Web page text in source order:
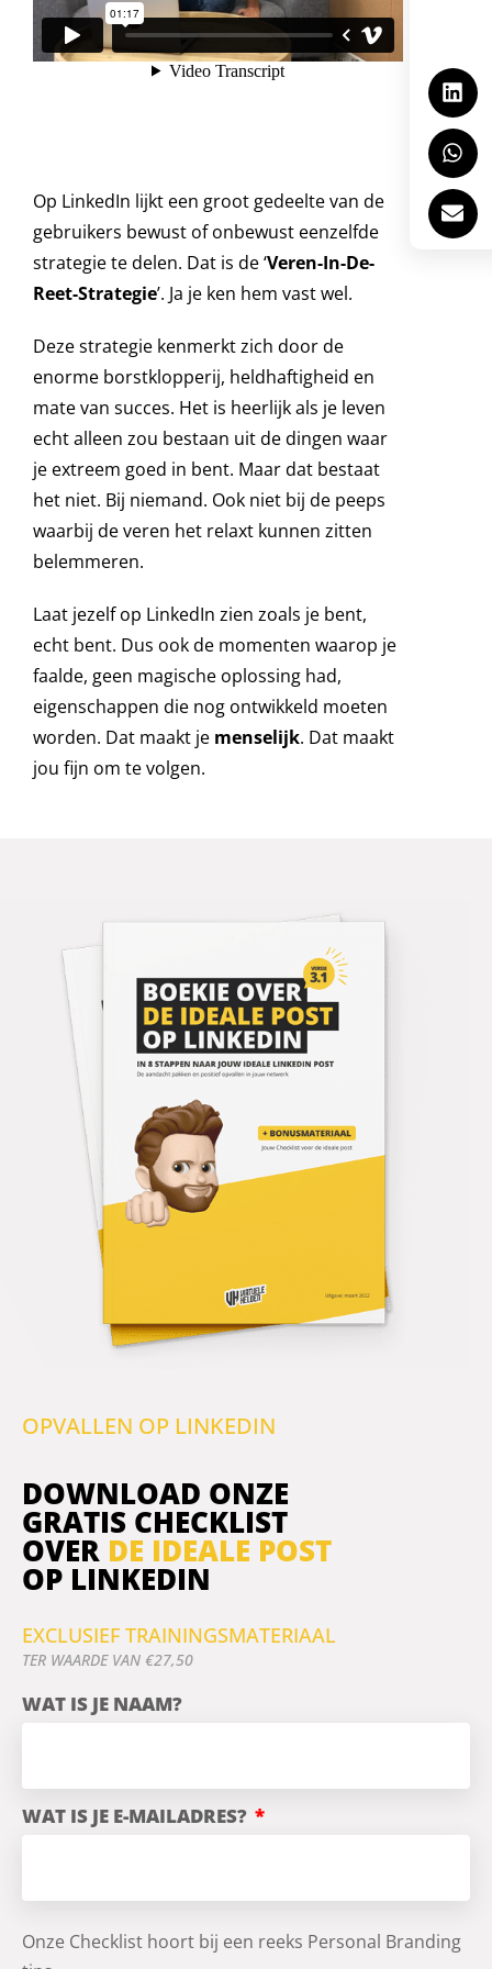
Op LinkedIn lijkt een groot gedeelte van de
gebruikers bewust of onbewust eenzelfde
strategie te delen. Dat is de ‘Veren-In-De-
Reet-Strategie’. Ja je ken hem vast wel.
Deze strategie kenmerkt zich door de
enorme borstklopperij, heldhaftigheid en
mate van succes. Het is heerlijk als je leven
echt alleen zou bestaan uit de dingen waar
je extreem goed in bent. Maar dat bestaat
het niet. Bij niemand. Ook niet bij de peeps
waarbij de veren het relaxt kunnen zitten
belemmeren.
Laat jezelf op LinkedIn zien zoals je bent,
echt bent. Dus ook de momenten waarop je
faalde, geen magische oplossing had,
eigenschappen die nog ontwikkeld moeten
worden. Dat maakt je menselijk. Dat maakt
jou fijn om te volgen.
OPVALLEN OP LINKEDIN
DOWNLOAD ONZE
GRATIS CHECKLIST
OVER DE IDEALE POST
OP LINKEDIN
EXCLUSIEF TRAININGSMATERIAAL
TER WAARDE VAN €27,50
WAT IS JE NAAM?
WAT IS JE E-MAILADRES?
Onze Checklist hoort bij een reeks Personal Branding